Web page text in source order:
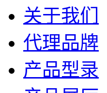
关于我们
代理品牌
产品型录